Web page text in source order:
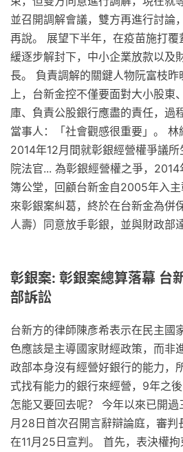
並召開調解會議，雙方再進行討論
再說。 展望下半年，在疫苗施打
緩逐步解封下，中小企業放款以及
長。 負責調解的關鍵人物阮富枝
上，台新金控不僅要面對大小股東
庫、負責公股銀行應盡的責任，過
當事人：「社會觀感很重要」。
2014年12月間就彰銀經營權爭議
院法官... 為彰銀經營權之爭，
簿公堂，回顧台新金自2005年入
來彰銀案糾葛，終於在台新金為併
人壽）同意放手彰銀，並與財政部
彰銀案: 彰銀案總算落幕 台
部訴訟
台新方的律師陳彥希表示在民主國
色應該是主導國家財經政策，而非
政部本身沒有經營好銀行的能力，
式找有能力的銀行來經營，9年之
怎能又要回去呢？ 今年以來已開
月28日首次召開言辭辯論庭，審判
在11月25日宣判。 首先，表決權